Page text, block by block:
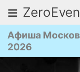
≡
Афиша
2026